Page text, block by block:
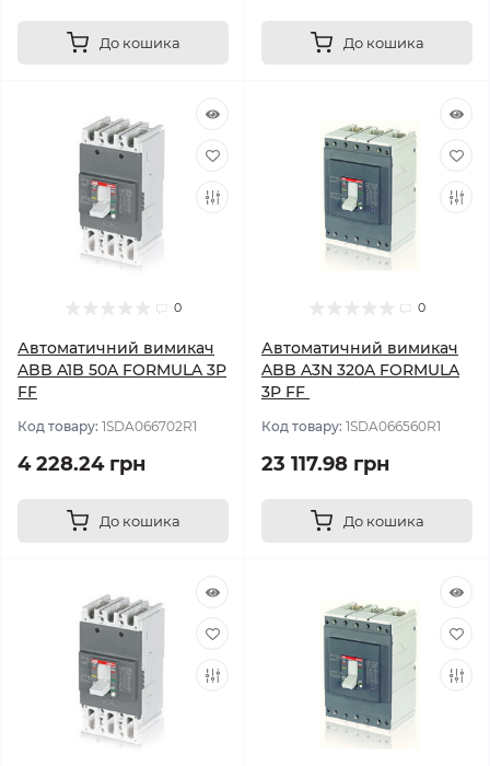
До кошика До кошика
0
Автоматичний вимикач
ABB A1B 50A FORMULA 3P
FF
Код товару: 1SDA066702R1
4 228.24 грн
До кошика
0
Автоматичний вимикач
ABB A3N 320A FORMULA
3P FF
Код товару: 1SDA066560R1
23 117.98 грн
До кошика